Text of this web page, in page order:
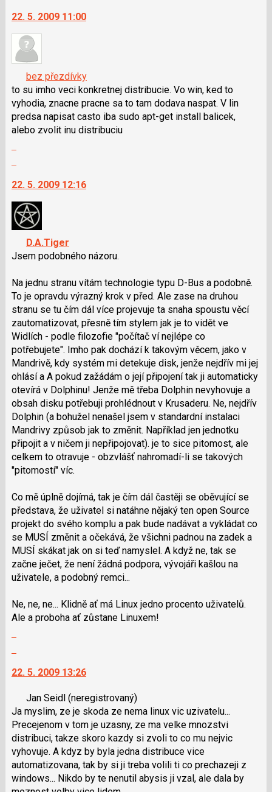
další
nový
názor.
navigaci
lze
použít
i
klávesy
a
P
pro
předchozí
nový
názor
22. 5. 2009 11:00
bez přezdívky
to su imho veci konkretnej distribucie. Vo win, ked to
vyhodia, znacne pracne sa to tam dodava naspat. V lin
predsa napisat casto iba sudo apt-get install balicek,
alebo zvolit inu distribuciu
další
nový
názor.
K
navigaci
lze
i
klávesy
N
pro
následující
a
P
pro
předchozí
nový
názor
22. 5. 2009 12:16
D.A.Tiger
Jsem podobného názoru.
Na jednu stranu vítám technologie typu D-Bus a podobně.
To je opravdu výrazný krok v před. Ale zase na druhou
stranu se tu čím dál více projevuje ta snaha spoustu věcí
zautomatizovat, přesně tím stylem jak je to vidět ve
Widlích - podle filozofie "počítač ví nejlépe co
potřebujete". Imho pak dochází k takovým věcem, jako v
Mandrivě, kdy systém mi detekuje disk, jenže nejdřív mi jej
ohlásí a A pokud zažádám o její připojení tak ji automaticky
otevírá v Dolphinu! Jenže mě třeba Dolphin nevyhovuje a
obsah disku potřebuji prohlédnout v Krusaderu. Ne, nejdřív
Dolphin (a bohužel nenašel jsem v standardní instalaci
Mandrivy způsob jak to změnit. Například jen jednotku
připojit a v ničem ji nepřipojovat). je to sice pitomost, ale
celkem to otravuje - obzvlášť nahromadí-li se takových
"pitomostí" víc.
Co mě úplně dojímá, tak je čím dál častěji se oběvující se
představa, že uživatel si natáhne nějaký ten open Source
projekt do svého komplu a pak bude nadávat a vykládat co
se MUSÍ změnit a očekává, že všichni padnou na zadek a
MUSÍ skákat jak on si teď namyslel. A když ne, tak se
začne ječet, že není žádná podpora, vývojáři kašlou na
uživatele, a podobný remci...
Ne, ne, ne... Klidně ať má Linux jedno procento uživatelů.
Ale a proboha ať zůstane Linuxem!
další
názor.
K
navigaci
lze
použít
i
klávesy
22. 5. 2009 13:26
Jan Seidl (neregistrovaný)
Ja myslim, ze je skoda ze nema linux vic uzivatelu...
Precejenom v tom je uzasny, ze ma velke mnozstvi
distribuci, takze skoro kazdy si zvoli to co mu nejvic
vyhovuje. A kdyz by byla jedna distribuce vice
automatizovana, tak by si ji treba volili ti co prechazeji z
windows... Nikdo by te nenutil abysis ji vzal, ale dala by